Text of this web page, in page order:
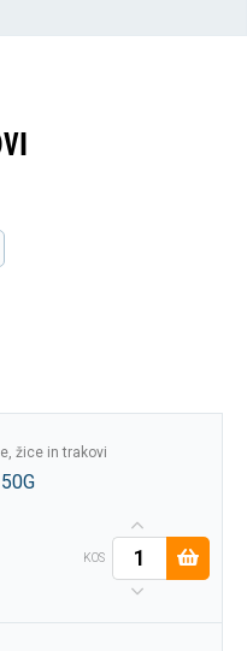
žice in trakovi
KOS